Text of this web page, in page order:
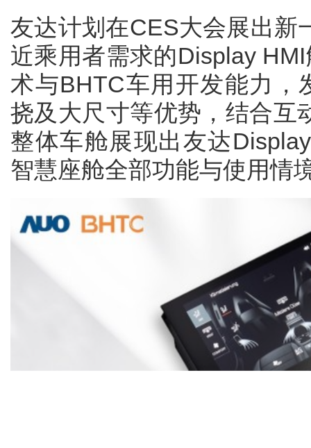
友达计划在CES大会展出新
近乘用者需求的Display
术与BHTC车用开发能力，
挠及大尺寸等优势，结合互
整体车舱展现出友达
智慧座舱全部功能与使用情